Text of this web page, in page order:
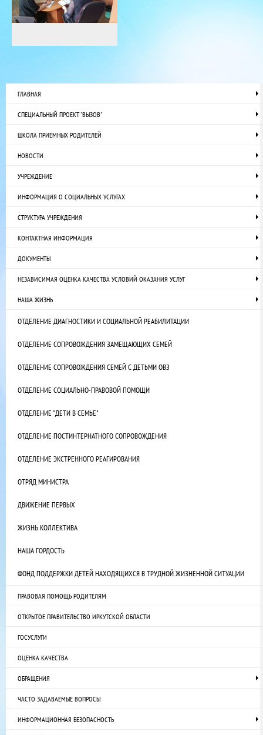
ГЛАВНАЯ
СПЕЦИАЛЬНЫЙ ПРОЕКТ "ВЫЗОВ"
ШКОЛА ПРИЕМНЫХ РОДИТЕЛЕЙ
НОВОСТИ
УЧРЕЖДЕНИЕ
ИНФОРМАЦИЯ О СОЦИАЛЬНЫХ УСЛУГАХ
СТРУКТУРА УЧРЕЖДЕНИЯ
КОНТАКТНАЯ ИНФОРМАЦИЯ
ДОКУМЕНТЫ
НЕЗАВИСИМАЯ ОЦЕНКА КАЧЕСТВА УСЛОВИЙ ОКАЗАНИЯ УСЛУГ
НАША ЖИЗНЬ
ОТДЕЛЕНИЕ ДИАГНОСТИКИ И СОЦИАЛЬНОЙ РЕАБИЛИТАЦИИ
ОТДЕЛЕНИЕ СОПРОВОЖДЕНИЯ ЗАМЕЩАЮЩИХ СЕМЕЙ
ОТДЕЛЕНИЕ СОПРОВОЖДЕНИЯ СЕМЕЙ С ДЕТЬМИ ОВЗ
ОТДЕЛЕНИЕ СОЦИАЛЬНО-ПРАВОВОЙ ПОМОЩИ
ОТДЕЛЕНИЕ "ДЕТИ В СЕМЬЕ"
ОТДЕЛЕНИЕ ПОСТИНТЕРНАТНОГО СОПРОВОЖДЕНИЯ
ОТДЕЛЕНИЕ ЭКСТРЕННОГО РЕАГИРОВАНИЯ
ОТРЯД МИНИСТРА
ДВИЖЕНИЕ ПЕРВЫХ
ЖИЗНЬ КОЛЛЕКТИВА
НАША ГОРДОСТЬ
ФОНД ПОДДЕРЖКИ ДЕТЕЙ НАХОДЯЩИХСЯ В ТРУДНОЙ ЖИЗНЕННОЙ СИТУАЦИИ
ПРАВОВАЯ ПОМОЩЬ РОДИТЕЛЯМ
ОТКРЫТОЕ ПРАВИТЕЛЬСТВО ИРКУТСКОЙ ОБЛАСТИ
ГОСУСЛУГИ
ОЦЕНКА КАЧЕСТВА
ОБРАЩЕНИЯ
ЧАСТО ЗАДАВАЕМЫЕ ВОПРОСЫ
ИНФОРМАЦИОННАЯ БЕЗОПАСНОСТЬ